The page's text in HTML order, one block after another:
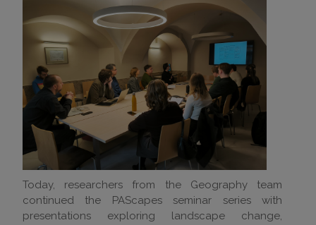
Today, researchers from the Geography team
continued the PAScapes seminar series with
presentations exploring landscape change,